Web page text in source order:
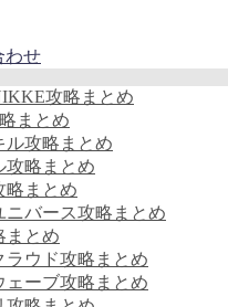
わせ
攻略まとめ
まとめ
ル攻略まとめ
攻略まとめ
略まとめ
ニバース攻略まとめ
まとめ
ラウド攻略まとめ
ェーブ攻略まとめ